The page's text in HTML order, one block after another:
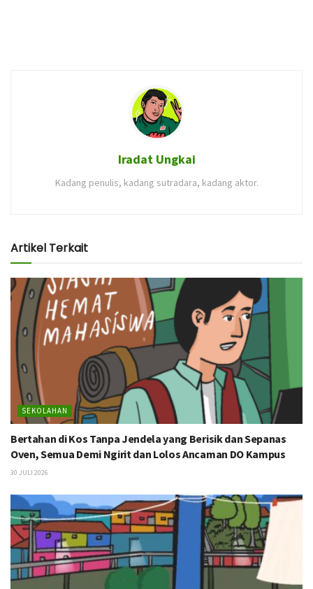
Iradat Ungkai
Kadang penulis, kadang sutradara, kadang aktor.
Artikel Terkait
SEKOLAHAN
Bertahan di Kos Tanpa Jendela yang Berisik dan Sepanas
Oven, Semua Demi Ngirit dan Lolos Ancaman DO Kampus
30 JULI 2026